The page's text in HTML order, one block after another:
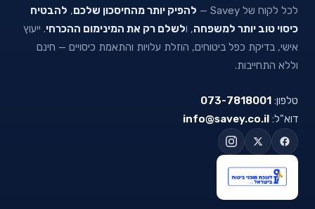
לכל לקוח של Savey —
להפיק יותר מהחיסכון שלכם, להבטיח
כיסוי טוב יותר למשפחה, ולשלם רק את המינימום ההכרחי. ייעוץ
אישי, בדיקת כפל ביטוחים, הוזלת עלויות והתאמת כיסויים — חינם
וללא התחייבות.
טלפון: 073-7818001
דוא"ל: info@savey.co.il